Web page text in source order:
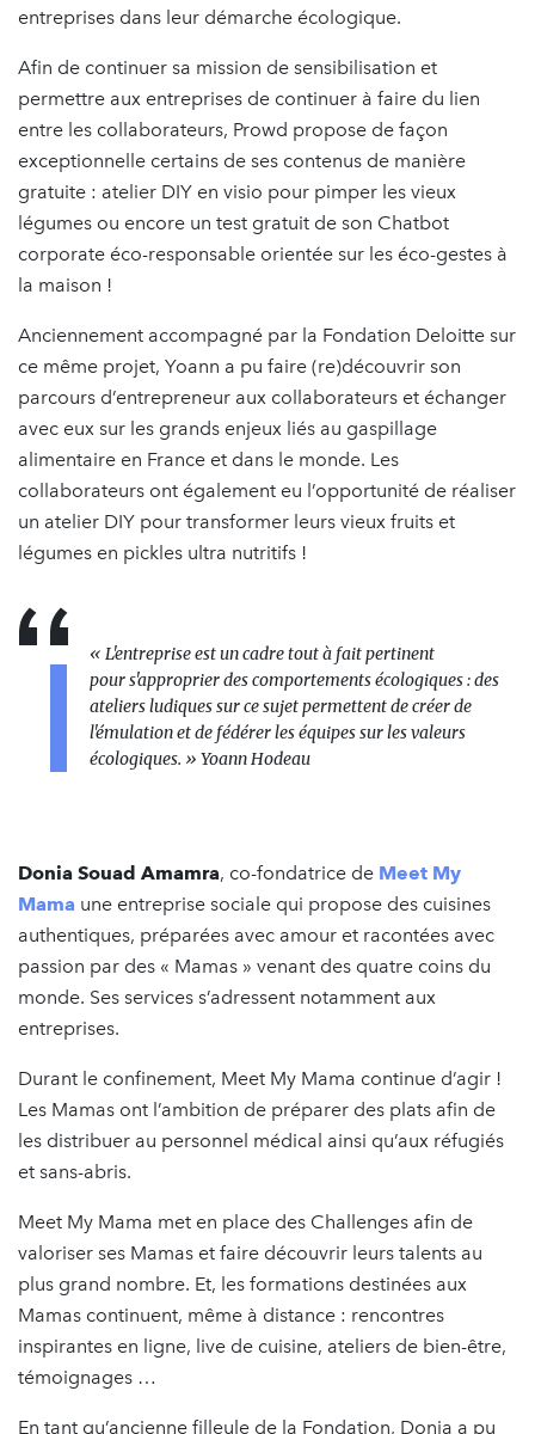
entreprises dans leur démarche écologique.
Afin de continuer sa mission de sensibilisation et
permettre aux entreprises de continuer à faire du lien
entre les collaborateurs, Prowd propose de façon
exceptionnelle certains de ses contenus de manière
gratuite : atelier DIY en visio pour pimper les vieux
légumes ou encore un test gratuit de son Chatbot
corporate éco-responsable orientée sur les éco-gestes à
la maison !
Anciennement accompagné par la Fondation Deloitte sur
ce même projet, Yoann a pu faire (re)découvrir son
parcours d’entrepreneur aux collaborateurs et échanger
avec eux sur les grands enjeux liés au gaspillage
alimentaire en France et dans le monde. Les
collaborateurs ont également eu l’opportunité de réaliser
un atelier DIY pour transformer leurs vieux fruits et
légumes en pickles ultra nutritifs !
« L'entreprise est un cadre tout à fait pertinent
pour s'approprier des comportements écologiques : des
ateliers ludiques sur ce sujet permettent de créer de
l'émulation et de fédérer les équipes sur les valeurs
écologiques. » Yoann Hodeau
Donia Souad Amamra, co-fondatrice de Meet My
Mama une entreprise sociale qui propose des cuisines
authentiques, préparées avec amour et racontées avec
passion par des « Mamas » venant des quatre coins du
monde. Ses services s’adressent notamment aux
entreprises.
Durant le confinement, Meet My Mama continue d’agir !
Les Mamas ont l’ambition de préparer des plats afin de
les distribuer au personnel médical ainsi qu’aux réfugiés
et sans-abris.
Meet My Mama met en place des Challenges afin de
valoriser ses Mamas et faire découvrir leurs talents au
plus grand nombre. Et, les formations destinées aux
Mamas continuent, même à distance : rencontres
inspirantes en ligne, live de cuisine, ateliers de bien-être,
témoignages …
En tant qu’ancienne filleule de la Fondation, Donia a pu